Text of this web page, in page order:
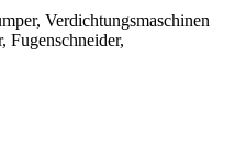
Verdichtungsmaschinen
Fugenschneider,